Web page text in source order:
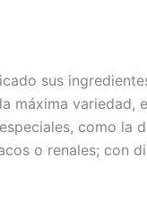
sus
máxima variedad,
como la
o renales; con